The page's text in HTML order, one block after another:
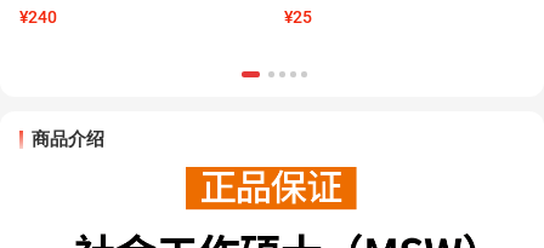
解）＋专用教材＋题库＋视频】
¥240
频讲解）
¥25
商品介绍